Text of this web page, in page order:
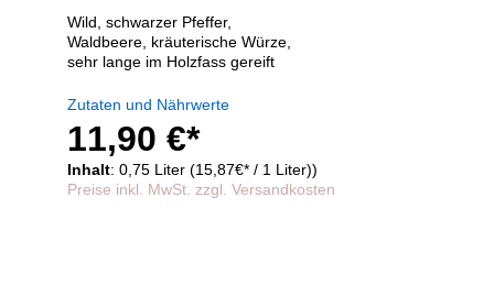
Wild, schwarzer Pfeffer,
Waldbeere, kräuterische Würze,
sehr lange im Holzfass gereift
Zutaten und Nährwerte
11,90 €*
Inhalt: 0,75 Liter (15,87€* / 1 Liter))
Preise inkl. MwSt. zzgl. Versandkosten